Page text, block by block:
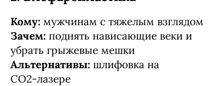
Кому: мужчинам с тяжелым взглядом
Зачем: поднять нависающие веки и
убрать грыжевые мешки
Альтернативы: шлифовка на
СО2‑лазере